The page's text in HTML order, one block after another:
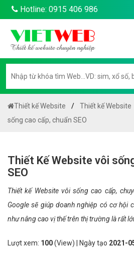
Hotline: 0915 406 986
Thiết kế Website Thiết kế Website
sống cao cấp, chuẩn SEO
Thiết Kế Website vôi
SEO
Thiết kế Website vôi sống cao cấp,
Google sẽ giúp doanh nghiệp có cơ hội
như nâng cao vị thế trên thị trường là rất
Lượt xem: 100(View) | Ngày tạo 2021-